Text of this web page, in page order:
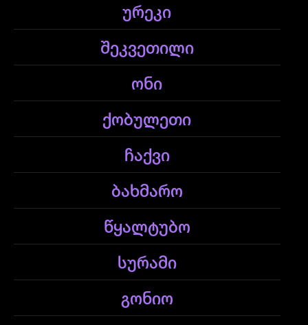
ურეკი
შეკვეთილი
ონი
ქობულეთი
ჩაქვი
ბახმარო
წყალტუბო
სურამი
გონიო